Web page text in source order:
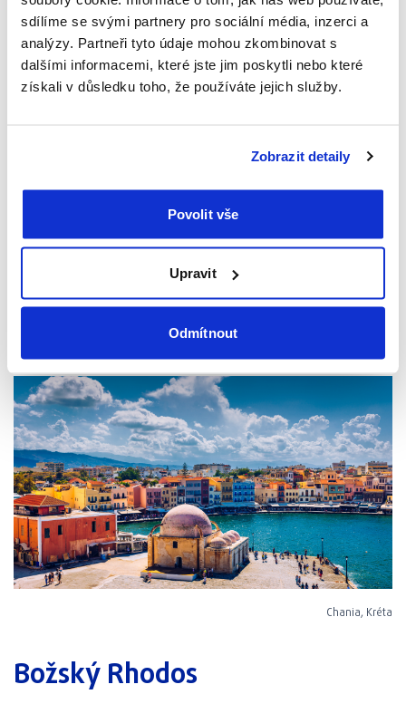
sdílíme se svými partnery pro sociální média, inzerci a
analýzy. Partneři tyto údaje mohou zkombinovat s
dalšími informacemi, které jste jim poskytli nebo které
získali v důsledku toho, že používáte jejich služby.
Zobrazit detaily
Povolit vše
Upravit
Odmítnout
kódem travel2023
Pravděpodobně budete čelit rozhodovací paralýze, protože
cestujete s dětmi nebo nikoli, a lovte akční nabídky. Chania
nabízí už zmíněnou pláž s růžovým pískem. Malia je zase
oblíbená u mladých lidí a je typická svým nočním životem.
Agia Pelagia je rájem pro rodiny s dětmi. Agios Nikolaos
nabízí krom pláží také přírodní jezero a klidnější atmosféru.
Chybu neuděláte.
Chania, Kréta
Božský Rhodos